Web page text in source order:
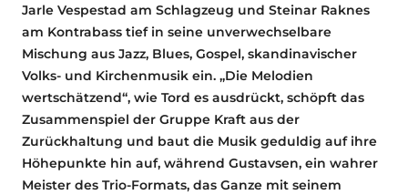
Jarle Vespestad am Schlagzeug und Steinar Raknes
am Kontrabass tief in seine unverwechselbare
Mischung aus Jazz, Blues, Gospel, skandinavischer
Volks- und Kirchenmusik ein. „Die Melodien
wertschätzend“, wie Tord es ausdrückt, schöpft das
Zusammenspiel der Gruppe Kraft aus der
Zurückhaltung und baut die Musik geduldig auf ihre
Höhepunkte hin auf, während Gustavsen, ein wahrer
Meister des Trio-Formats, das Ganze mit seinem